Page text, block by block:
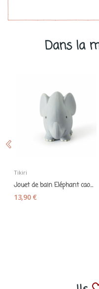
Dans la
Tikiri
Jouet de bain Eléphant caoutchouc naturel - Tikiri
13,90 €